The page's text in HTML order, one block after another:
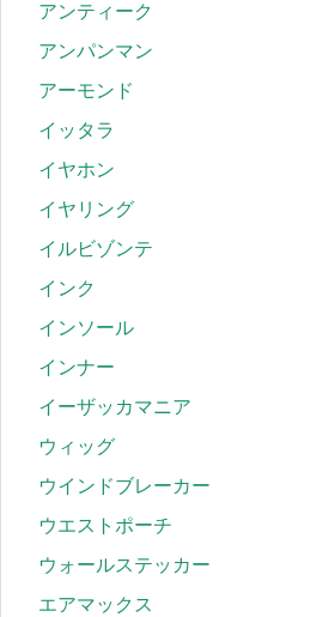
アンティーク
アンパンマン
アーモンド
イッタラ
イヤホン
イヤリング
イルビゾンテ
インク
インソール
インナー
イーザッカマニア
ウィッグ
ウインドブレーカー
ウエストポーチ
ウォールステッカー
エアマックス